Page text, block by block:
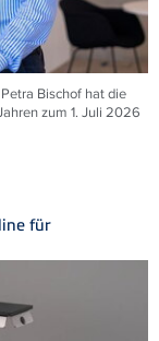
Bischof hat die
zum 1. Juli 2026
für